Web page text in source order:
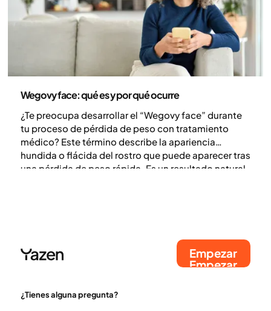
mejoran.
Wegovy face: qué es y por qué ocurre
¿Te preocupa desarrollar el “Wegovy face” durante
tu proceso de pérdida de peso con tratamiento
médico? Este término describe la apariencia
hundida o flácida del rostro que puede aparecer tras
una pérdida de peso rápida. Es un resultado natural
Empezar
Empezar
¿Tienes alguna pregunta?